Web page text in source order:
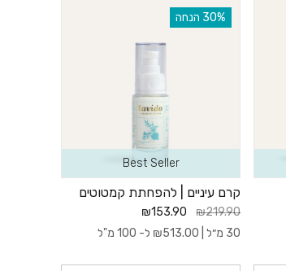
‫30% הנחה
Best Seller
קרם עיניים | להפחתת קמטוטים
₪219.90
₪153.90
30 מ״ל |
₪513.00 ל- 100 מ"ל